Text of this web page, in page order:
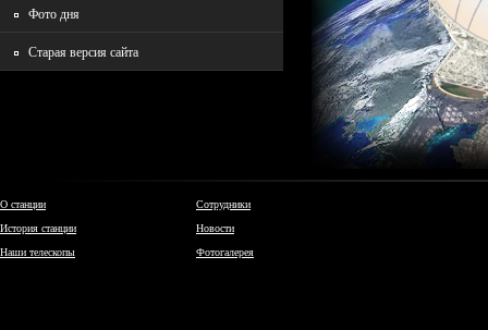
Фото дня
Старая версия сайта
О станции
История станции
Наши телескопы
Сотрудники
Новости
Фотогалерея